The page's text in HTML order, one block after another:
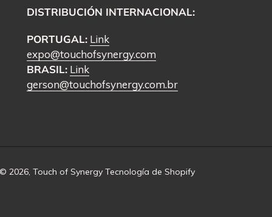
DISTRIBUCIÓN INTERNACIONAL:
PORTUGAL: Link
expo@touchofsynergy.com
BRASIL: Link
gerson@touchofsynergy.com.br
© 2026, Touch of Synergy Tecnología de Shopify